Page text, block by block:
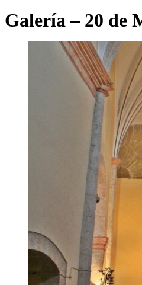
Galería – 20 de